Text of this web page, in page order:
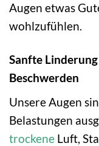
Augen etwas
wohlzufühlen.
Sanfte
Beschwerden
Unsere Augen
Belastungen
trockene Luft,